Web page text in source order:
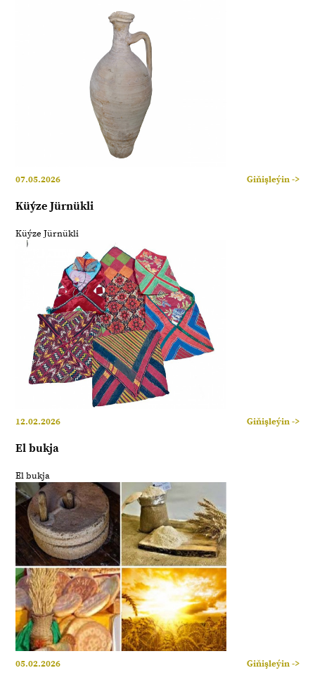
07.05.2026 Giňişleýin ->
Küýze Jürnükli
Küýze Jürnükli
12.02.2026 Giňişleýin ->
El bukja
El bukja
05.02.2026 Giňişleýin ->